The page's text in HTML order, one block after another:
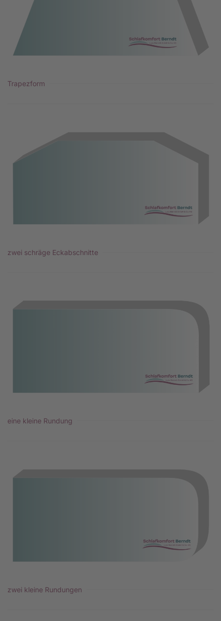
Trapezform
zwei schräge Eckabschnitte
eine kleine Rundung
zwei kleine Rundungen